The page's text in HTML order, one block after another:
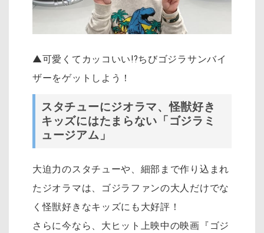
▲可愛くてカッコいい!?ちびゴジラサンバイ
ザーをゲットしよう！
スタチューにジオラマ、怪獣好き
キッズにはたまらない「ゴジラミ
ュージアム」
大迫力のスタチューや、細部まで作り込まれ
たジオラマは、ゴジラファンの大人だけでな
く怪獣好きなキッズにも大好評！
さらに今なら、大ヒット上映中の映画『ゴジ